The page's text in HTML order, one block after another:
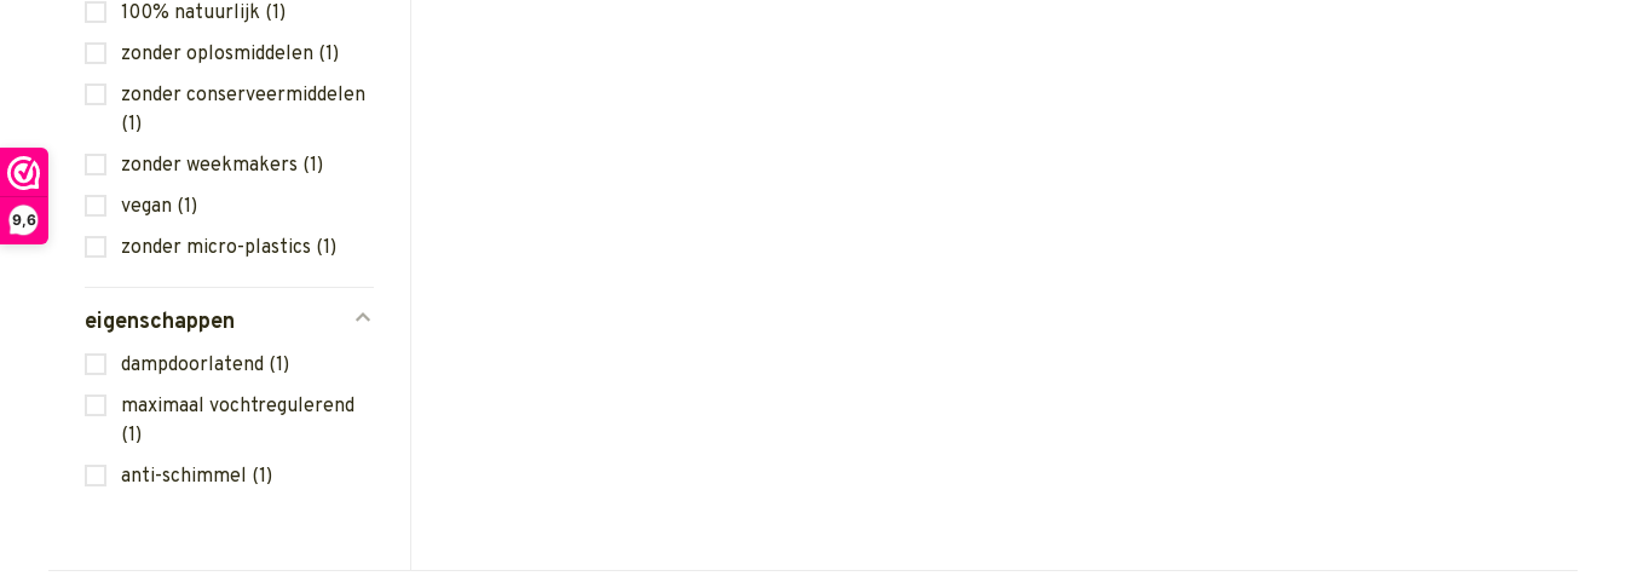
9,6
100% natuurlijk (1)
zonder oplosmiddelen (1)
zonder conserveermiddelen
(1)
zonder weekmakers (1)
vegan (1)
zonder micro-plastics (1)
eigenschappen
dampdoorlatend (1)
maximaal vochtregulerend
(1)
anti-schimmel (1)